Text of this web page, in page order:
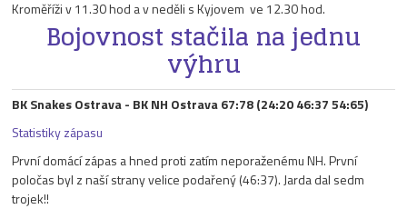
Kroměříži v 11.30 hod a v neděli s Kyjovem ve 12.30 hod.
Bojovnost stačila na jednu
výhru
BK Snakes Ostrava - BK NH Ostrava 67:78 (24:20 46:37 54:65)
Statistiky zápasu
První domácí zápas a hned proti zatím neporaženému NH. První
poločas byl z naší strany velice podařený (46:37). Jarda dal sedm
trojek!!